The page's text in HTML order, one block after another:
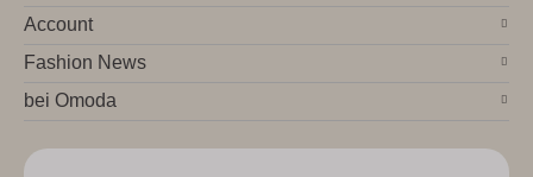
Account
Fashion News
bei Omoda